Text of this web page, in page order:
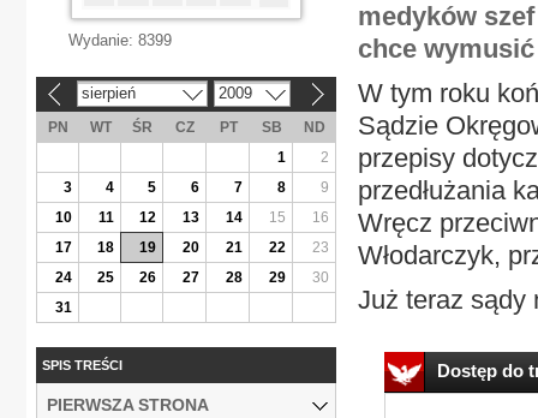
medyków
chce
W tym roku
Sądzie
przepisy
przedłużania
Wręcz
Włodarczyk,
Już teraz sądy
Dostęp do
Wydanie: 8399
sierpień 2009
PN WT ŚR CZ PT SB
ND
1
2
3
4 5 6 7 8
9
10
11 12 13 14 15
16
17
18 19 20 21 22
23
24
25 26 27 28 29
30
31
SPIS TREŚCI
PIERWSZA STRONA